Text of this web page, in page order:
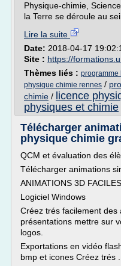
Physique-chimie,
la Terre se déroule au
Lire la suite
Date: 2018-04-17
Site : https://
Thèmes liés : programme
physique chimie rennes /
chimie / licence
physiques et chimie
Télécharger
physique chimie
QCM et évaluation des
Télécharger animations
ANIMATIONS 3D
Logiciel Windows
Créez trés facilement
présentations mettre sur
logos.
Exportations en vidéo
bmp et icones Créez trés